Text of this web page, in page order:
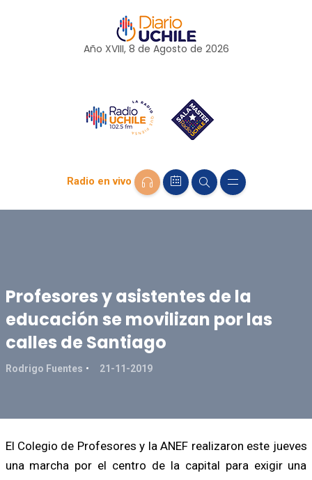
Año XVIII, 8 de Agosto de 2026
Radio en vivo
Profesores y asistentes de la
educación se movilizan por las
calles de Santiago
Rodrigo Fuentes 21-11-2019
El Colegio de Profesores y la ANEF realizaron este jueves
una marcha por el centro de la capital para exigir una